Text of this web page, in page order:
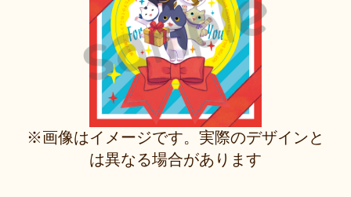
※画像はイメージです。実際のデザインと
は異なる場合があります